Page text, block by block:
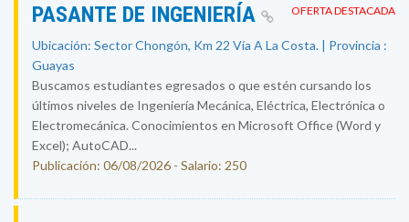
OFERTA DESTACADA
PASANTE DE INGENIERÍA
Ubicación: Sector Chongón, Km 22 Vía A La Costa. | Provincia :
Guayas
Buscamos estudiantes egresados o que estén cursando los
últimos niveles de Ingeniería Mecánica, Eléctrica, Electrónica o
Electromecánica. Conocimientos en Microsoft Office (Word y
Excel); AutoCAD...
Publicación: 06/08/2026 - Salario: 250